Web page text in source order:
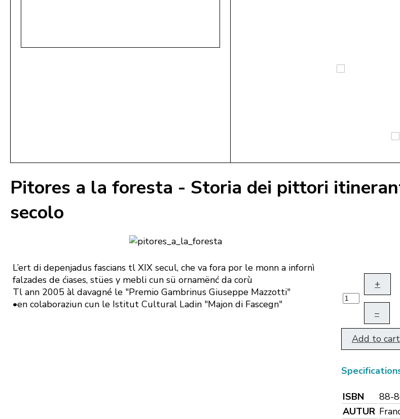
Pitores a la foresta - Storia dei pittori
secolo
L’ert di depenjadus fascians tl XIX secul, che va fora por le monn a infornì
falzades de ćiases, stües y mebli cun sü ornamënć da corù
Tl ann 2005 àl davagné le "Premio Gambrinus Giuseppe Mazzotti"
•en colaboraziun cun le Istitut Cultural Ladin "Majon di Fascegn"
+
–
Add to cart
ISBN
88-
AUTUR